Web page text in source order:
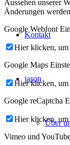
Kontakt
iason
Über
Aussehen unserer
Änderungen
Google Webfont
Hier klicken, um
Google Maps
Hier klicken, um
Google reCaptcha
Hier klicken, um
Vimeo und